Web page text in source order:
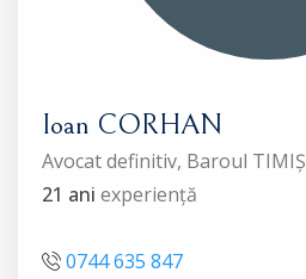
Ioan CORHAN
Avocat definitiv, Baroul TIMIȘ
21 ani experiență
0744 635 847